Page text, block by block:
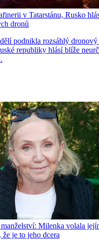
v Tatarstánu, Rusko
dronů
podnikla rozsáhlý dronový
republiky hlásí blíže
Milenka volala
je to jeho dcera